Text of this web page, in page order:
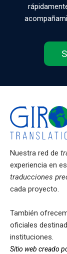
Nuestra red de
experiencia en
traducciones
cada proyecto.
También
oficiales
instituciones.
Sitio web creado